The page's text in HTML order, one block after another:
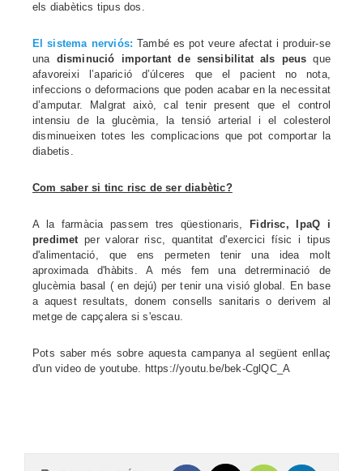
els diabètics tipus dos.
El sistema nerviós:També es pot veure afectat i produir-se
una disminució important de sensibilitat als peus que
afavoreixi l’aparició d’úlceres que el pacient no nota,
infeccions o deformacions que poden acabar en la necessitat
d’amputar. Malgrat això, cal tenir present que el control
intensiu de la glucèmia, la tensió arterial i el colesterol
disminueixen totes les complicacions que pot comportar la
diabetis.
Com saber si tinc risc de ser diabètic?
A la farmàcia passem tres qüestionaris,
Fidrisc, IpaQ i
predimetper valorar risc, quantitat d'exercici físic i tipus
d'alimentació, que ens permeten tenir una idea molt
aproximada d'hàbits. A més fem una detrerminació de
glucèmia basal ( en dejú) per tenir una visió global. En base
a aquest resultats, donem consells sanitaris o derivem al
metge de capçalera si s'escau.
Pots saber més sobre aquesta campanya al següent enllaç
d'un video de youtube. https://youtu.be/bek-CglQC_A